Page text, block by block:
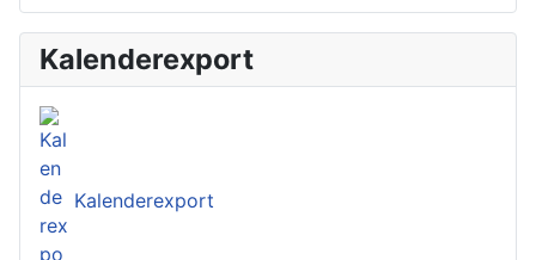
Kalenderexport
Kalenderexport